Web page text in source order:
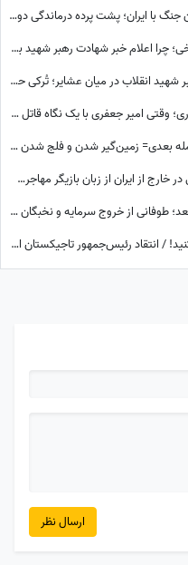
ببینید| معمای بزرگ خروج یک‌جانبه از میدان جنگ با ایران؛ پشت پرده درماندگی دولتمردان آمریکایی!
ببینید| پشت‌پرده یک تصمیم حساس و تاریخی؛ چرا اعلام خبر شهادت رهبر شهید به سحر موکول شد؟
ببینید | ویدئویی بدون سانسور از حضور رهبر شهید انقلاب در میان عشایر؛ تُرکی حرف زدن آقا را دیده بودید؟
ببینید| راز شوکه‌کننده قتل پدر در سریال کوری؛ وقتی امیر جعفری با یک نگاه قاتل را گیر انداخت!
ببینید| اعتراف بی‌پرده درباره قدرت ایران؛ حمله بعدی= زمین‌گیر شدن و فلج شدن ما!
پشت پرده‌هایی از مخالفان جمهوری اسلامی در خارج از ایران از زبان بازیگر مهاجرت کرده / حامیان جمهوری اسلامی جان خود را هم می‌دهند
ببینید| فاجعه‌ای که اسرائیل را از درون می‌بلعد؛ طوفانی از خروج سرمایه و نخبگان که نتانیاهو را به خاک سیاه نشاند!
بانوان عزیز در پوشیدن لباس مرا عصبانی نکنید! / انتقاد رئیس‌جمهور تاجیکستان از لباس زنان در این کشور: ناخن‌های رنگ‌شده و لباس‌های تا زیر زانو یا لخت چه معنایی دارد؟
ارسال نظر